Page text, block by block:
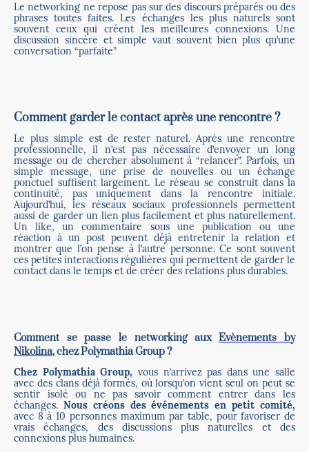
Le networking ne repose pas sur des discours préparés ou des
phrases toutes faites. Les échanges les plus naturels sont
souvent ceux qui créent les meilleures connexions. Une
discussion sincère et simple vaut souvent bien plus qu’une
conversation “parfaite”
Comment garder le contact après une rencontre ?
Le plus simple est de rester naturel. Après une rencontre
professionnelle, il n’est pas nécessaire d’envoyer un long
message ou de chercher absolument à “relancer”. Parfois, un
simple message, une prise de nouvelles ou un échange
ponctuel suffisent largement. Le réseau se construit dans la
continuité, pas uniquement dans la rencontre initiale.
Aujourd’hui, les réseaux sociaux professionnels permettent
aussi de garder un lien plus facilement et plus naturellement.
Un like, un commentaire sous une publication ou une
réaction à un post peuvent déjà entretenir la relation et
montrer que l’on pense à l’autre personne. Ce sont souvent
ces petites interactions régulières qui permettent de garder le
contact dans le temps et de créer des relations plus durables.
Comment se passe le networking auxEvènements by
Nikolina, chez Polymathia Group ?
Chez Polymathia Group, vous n’arrivez pas dans une salle
avec des clans déjà formés, où lorsqu’on vient seul on peut se
sentir isolé ou ne pas savoir comment entrer dans les
échanges. Nous créons des événements en petit comité,
avec 8 à 10 personnes maximum par table, pour favoriser de
vrais échanges, des discussions plus naturelles et des
connexions plus humaines.